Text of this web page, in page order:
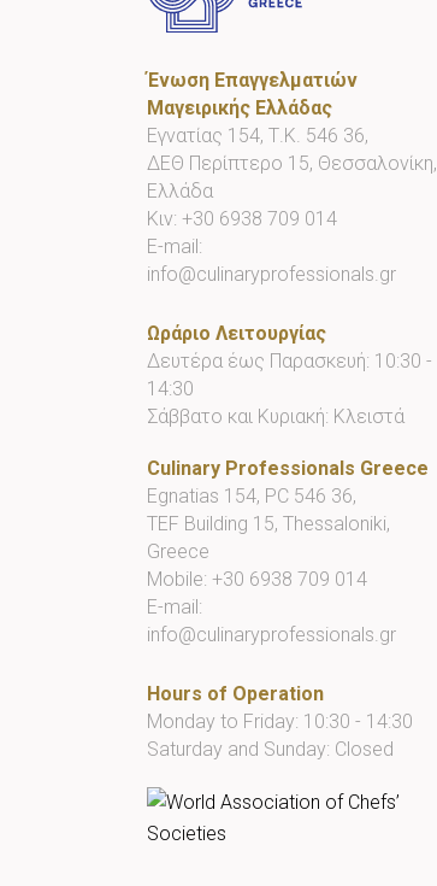
Ένωση Επαγγελματιών
Μαγειρικής Ελλάδας
Εγνατίας 154, Τ.Κ. 546 36,
ΔΕΘ Περίπτερο 15, Θεσσαλονίκη,
Ελλάδα
Κιν: +30 6938 709 014
E-mail:
info@culinaryprofessionals.gr
Ωράριο Λειτουργίας
Δευτέρα έως Παρασκευή: 10:30 -
14:30
Σάββατο και Κυριακή: Κλειστά
Culinary Professionals Greece
Egnatias 154, PC 546 36,
TEF Building 15, Thessaloniki,
Greece
Mobile: +30 6938 709 014
E-mail:
info@culinaryprofessionals.gr
Hours of Operation
Monday to Friday: 10:30 - 14:30
Saturday and Sunday: Closed